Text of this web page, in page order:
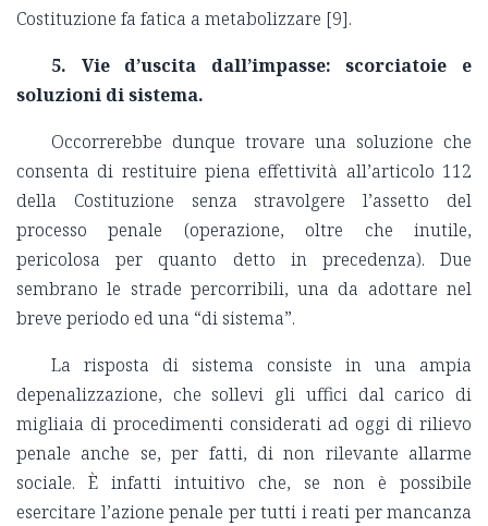
Costituzione fa fatica a metabolizzare [9].
5. Vie d’uscita dall’impasse: scorciatoie e
soluzioni di sistema.
Occorrerebbe dunque trovare una soluzione che
consenta di restituire piena effettività all’articolo 112
della Costituzione senza stravolgere l’assetto del
processo penale (operazione, oltre che inutile,
pericolosa per quanto detto in precedenza). Due
sembrano le strade percorribili, una da adottare nel
breve periodo ed una “di sistema”.
La risposta di sistema consiste in una ampia
depenalizzazione, che sollevi gli uffici dal carico di
migliaia di procedimenti considerati ad oggi di rilievo
penale anche se, per fatti, di non rilevante allarme
sociale. È infatti intuitivo che, se non è possibile
esercitare l’azione penale per tutti i reati per mancanza